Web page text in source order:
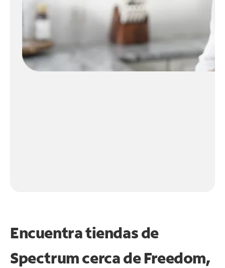
Encuentra tiendas de
Spectrum cerca deFreedom,